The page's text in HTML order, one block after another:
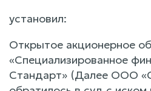
установил:
Открытое акционерное
«Специализированное
Стандарт» (Далее ООО